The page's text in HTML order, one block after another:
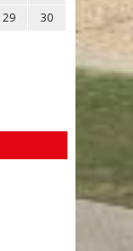
29
30